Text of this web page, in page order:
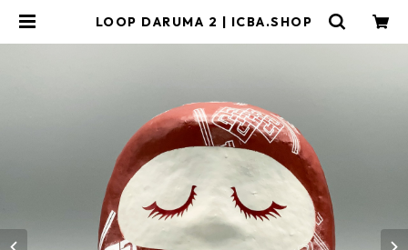
LOOP DARUMA 2 | ICBA.SHOP